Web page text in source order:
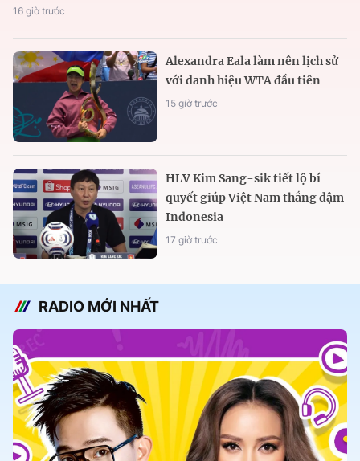
16 giờ trước
Alexandra Eala làm nên lịch sử
với danh hiệu WTA đầu tiên
15 giờ trước
HLV Kim Sang-sik tiết lộ bí
quyết giúp Việt Nam thắng đậm
Indonesia
17 giờ trước
RADIO MỚI NHẤT